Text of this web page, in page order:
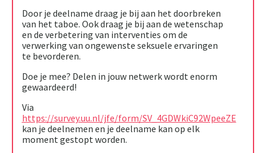
Door je deelname draag je bij aan het doorbreken
van het taboe. Ook draag je bij aan de wetenschap
en de verbetering van interventies om de
verwerking van ongewenste seksuele ervaringen
te bevorderen.
Doe je mee? Delen in jouw netwerk wordt enorm
gewaardeerd!
Via
https://survey.uu.nl/jfe/form/SV_4GDWkiC92WpeeZE
kan je deelnemen en je deelname kan op elk
moment gestopt worden.